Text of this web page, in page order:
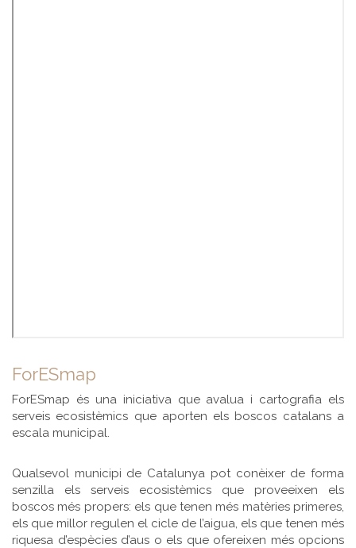
ForESmap
ForESmap és una iniciativa que avalua i cartografia els
serveis ecosistèmics que aporten els boscos catalans a
escala municipal.
Qualsevol municipi de Catalunya pot conèixer de forma
senzilla els serveis ecosistèmics que proveeixen els
boscos més propers: els que tenen més matèries primeres,
els que millor regulen el cicle de l’aigua, els que tenen més
riquesa d’espècies d’aus o els que ofereixen més opcions